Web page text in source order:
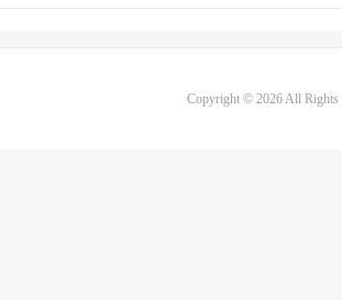
Copyright © 2026 All